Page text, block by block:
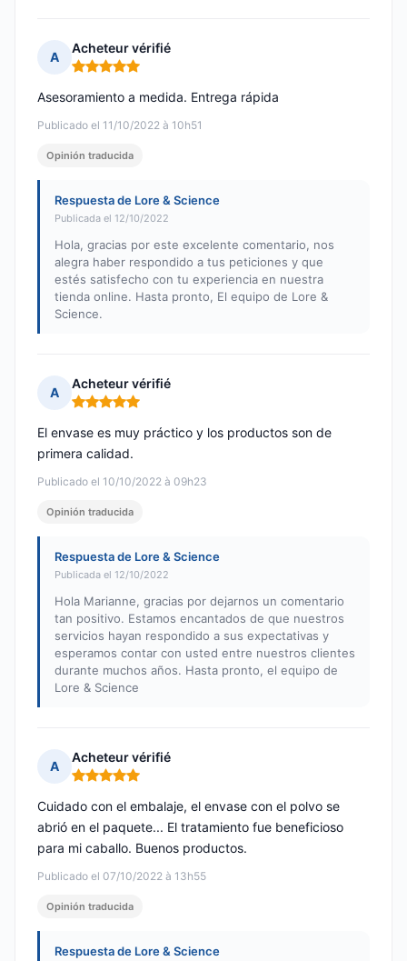
A
Acheteur vérifié
Nota: 5 de 5
Publicado el 11/10/2022 à 10h51
Asesoramiento a medida. Entrega rápida
Opinión traducida
Respuesta de Lore & Science
Publicada el 12/10/2022
Hola, gracias por este excelente comentario, nos
alegra haber respondido a tus peticiones y que
estés satisfecho con tu experiencia en nuestra
tienda online. Hasta pronto, El equipo de Lore &
Science.
A
Acheteur vérifié
Nota: 5 de 5
Publicado el 10/10/2022 à 09h23
El envase es muy práctico y los productos son de
primera calidad.
Opinión traducida
Respuesta de Lore & Science
Publicada el 12/10/2022
Hola Marianne, gracias por dejarnos un comentario
tan positivo. Estamos encantados de que nuestros
servicios hayan respondido a sus expectativas y
esperamos contar con usted entre nuestros clientes
durante muchos años. Hasta pronto, el equipo de
Lore & Science
A
Acheteur vérifié
Nota: 5 de 5
Publicado el 07/10/2022 à 13h55
Cuidado con el embalaje, el envase con el polvo se
abrió en el paquete... El tratamiento fue beneficioso
para mi caballo. Buenos productos.
Opinión traducida
Respuesta de Lore & Science